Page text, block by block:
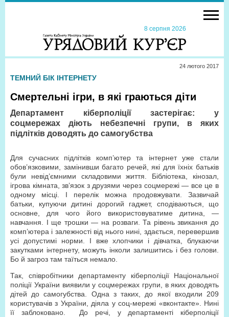
8 серпня 2026
24 лютого 2017
ТЕМНИЙ БІК ІНТЕРНЕТУ
Смертельні ігри, в які граються діти
Департамент кіберполіції застерігає: у
соцмережах діють небезпечні групи, в яких
підлітків доводять до самогубства
Для сучасних підлітків комп’ютер та інтернет уже стали
обов’язковими, замінивши багато речей, які для їхніх батьків
були невід’ємними складовими життя. Бібліотека, кінозал,
ігрова кімната, зв’язок з друзями через соцмережі — все це в
одному місці. І перелік можна продовжувати. Зазвичай
батьки, купуючи дитині дорогий гаджет, сподіваються, що
основне, для чого його використовуватиме дитина, —
навчання. І ще трошки — на розваги. Та рівень звикання до
комп’ютера і залежності від нього нині, здається, перевершив
усі допустимі норми. І вже хлопчики і дівчатка, блукаючи
закутками інтернету, можуть інколи залишитись і без голови.
Бо й загроз там таїться немало.
Так, співробітники департаменту кіберполіції Національної
поліції України виявили у соцмережах групи, в яких доводять
дітей до самогубства. Одна з таких, до якої входили 209
користувачів з України, діяла у соц-мережі «вконтакте». Нині
її заблоковано. До речі, у департаменті кіберполіції